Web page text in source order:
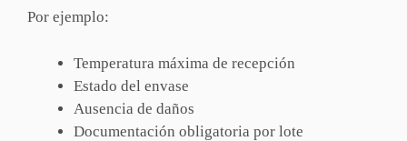
Por ejemplo:
Temperatura máxima de recepción
Estado del envase
Ausencia de daños
Documentación obligatoria por lote